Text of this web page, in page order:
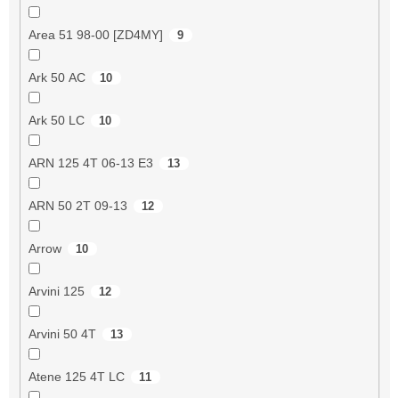
Area 51 98-00 [ZD4MY] 9
Ark 50 AC 10
Ark 50 LC 10
ARN 125 4T 06-13 E3 13
ARN 50 2T 09-13 12
Arrow 10
Arvini 125 12
Arvini 50 4T 13
Atene 125 4T LC 11